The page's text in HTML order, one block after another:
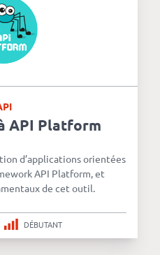
API Platform
d’applications orientées
API Platform, et
de cet outil.
DÉBUTANT